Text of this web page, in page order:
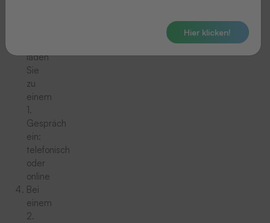
laden
Sie
zu
einem
1.
Gespräch
ein:
telefonisch
oder
online
Bei
einem
2.
Hier klicken!